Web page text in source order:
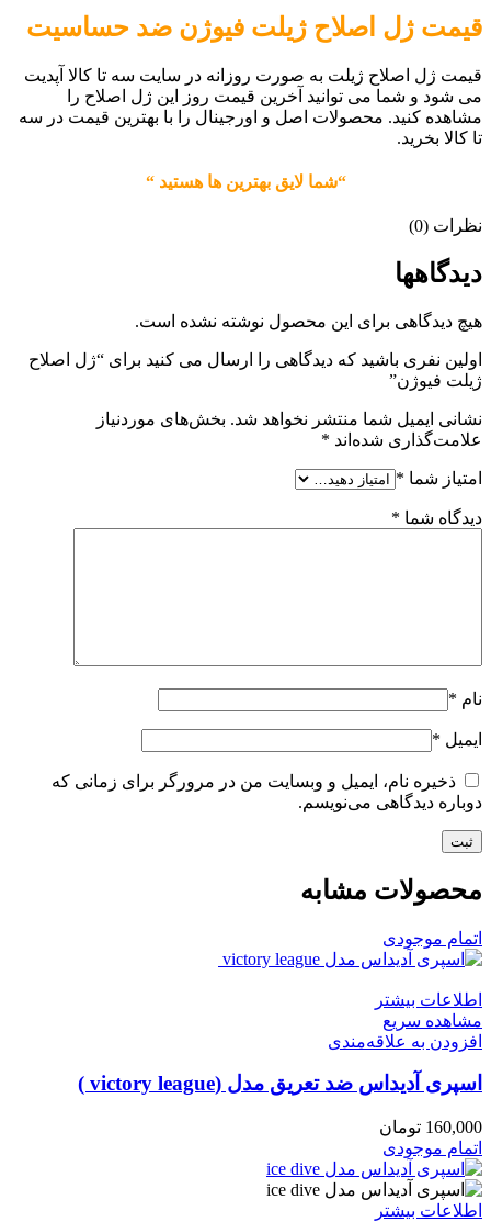
قیمت ژل اصلاح ژیلت فیوژن ضد حساسیت
قیمت ژل اصلاح ژیلت به صورت روزانه در سایت سه تا کالا آپدیت
می شود و شما می توانید آخرین قیمت روز این ژل اصلاح را
مشاهده کنید. محصولات اصل و اورجینال را با بهترین قیمت در سه
تا کالا بخرید.
“شما لایق بهترین ها هستید “
نظرات (0)
دیدگاهها
هیچ دیدگاهی برای این محصول نوشته نشده است.
اولین نفری باشید که دیدگاهی را ارسال می کنید برای “ژل اصلاح
ژیلت فیوژن”
نشانی ایمیل شما منتشر نخواهد شد. بخش‌های موردنیاز
علامت‌گذاری شده‌اند *
امتیاز شما *
دیدگاه شما *
نام *
ایمیل *
ذخیره نام، ایمیل و وبسایت من در مرورگر برای زمانی که
دوباره دیدگاهی می‌نویسم.
محصولات مشابه
اتمام موجودی
اطلاعات بیشتر
مشاهده سریع
افزودن به علاقه‌مندی
اسپری آدیداس ضد تعریق مدل (victory league )
160,000 تومان
اتمام موجودی
اطلاعات بیشتر